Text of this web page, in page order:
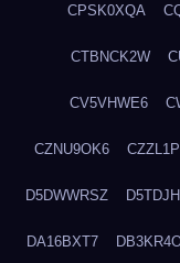
CPSK0XQA
CTBNCK2W
CV5VHWE6
CZNU9OK6
D5DWWRSZ
DA16BXT7